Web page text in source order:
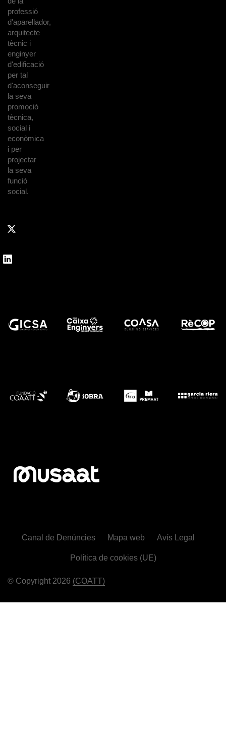
professió
d'aparellador,
arquitecte
tècnic i
enginyer
d'edificació
per tal
d'aconseguir
la seva
promoció
tècnica,
social i
econòmica
i per
projectar
la seva
funció
social.
© Copyright 2026 (COATT)
Canal de Denúncies Mapa web Avís Legal
Política de cookies (UE)